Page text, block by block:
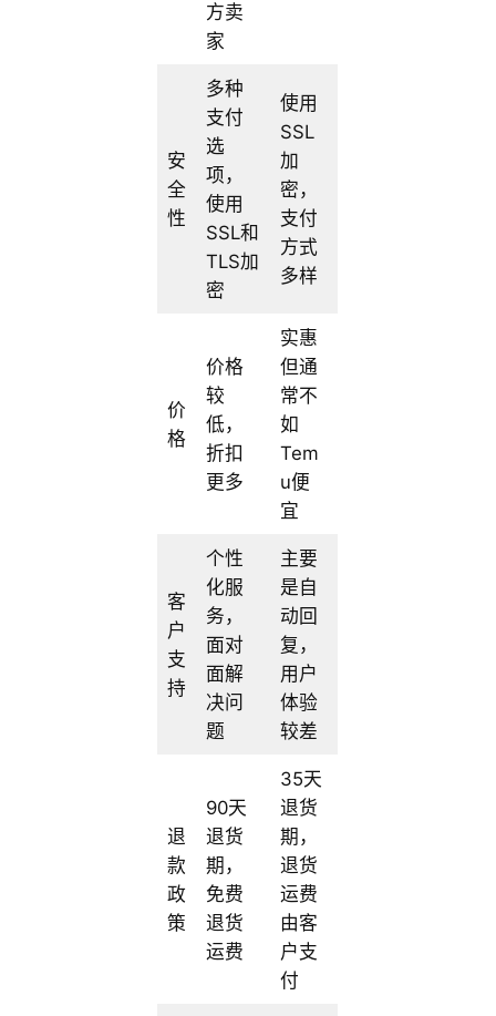
方卖
家
安
全
性
多种
支付
选
项，
使用
SSL和
TLS加
密
使用
SSL
加
密，
支付
方式
多样
价
格
价格
较
低，
折扣
更多
实惠
但通
常不
如
Tem
u便
宜
客
户
支
持
个性
化服
务，
面对
面解
决问
题
主要
是自
动回
复，
用户
体验
较差
退
款
政
策
90天
退货
期，
免费
退货
运费
35天
退货
期，
退货
运费
由客
户支
付